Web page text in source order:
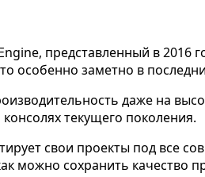
представленный в 2016
особенно заметно в
даже на
текущего поколения.
свои проекты под все
можно сохранить качество